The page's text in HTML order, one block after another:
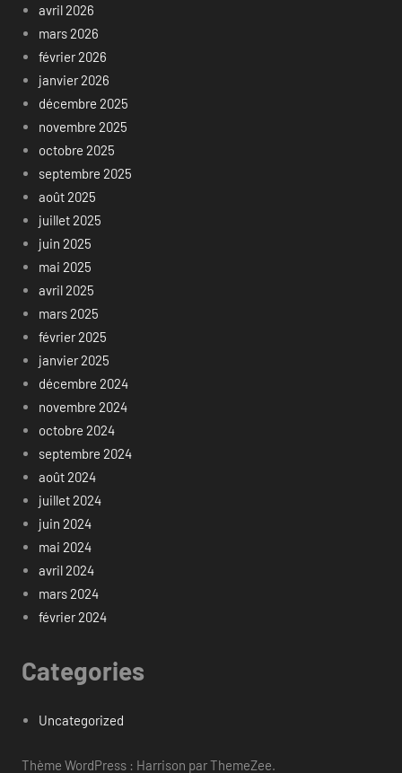
avril 2026
mars 2026
février 2026
janvier 2026
décembre 2025
novembre 2025
octobre 2025
septembre 2025
août 2025
juillet 2025
juin 2025
mai 2025
avril 2025
mars 2025
février 2025
janvier 2025
décembre 2024
novembre 2024
octobre 2024
septembre 2024
août 2024
juillet 2024
juin 2024
mai 2024
avril 2024
mars 2024
février 2024
Categories
Uncategorized
Thème WordPress : Harrison par ThemeZee.